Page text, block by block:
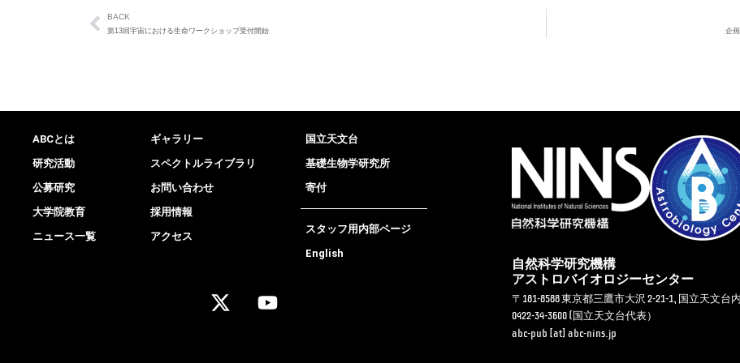
BACK
第13回宇宙における生命ワークショップ受付開始 企
ABCとは
研究活動
公募研究
大学院教育
ニュース一覧
ギャラリー
スペクトルライブラリ
お問い合わせ
採用情報
アクセス
国立天文台
基礎生物学研究所
寄付
スタッフ用内部ページ
English
自然科学研究機構
アストロバイオロジーセンター
〒181-8588 東京都三鷹市大沢 2-21-1, 国立天文台内
0422-34-3600 (国立天文台代表）
abc-pub [at] abc-nins.jp